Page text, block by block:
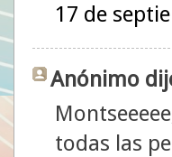
17 de
Anónimo
todas las